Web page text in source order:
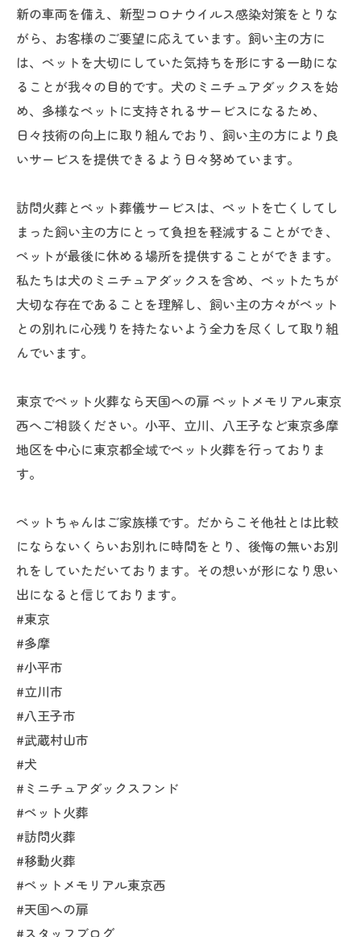
新の車両を備え、新型コロナウイルス感染対策をとりな
がら、お客様のご要望に応えています。飼い主の方に
は、ペットを大切にしていた気持ちを形にする一助にな
ることが我々の目的です。犬のミニチュアダックスを始
め、多様なペットに支持されるサービスになるため、
日々技術の向上に取り組んでおり、飼い主の方により良
いサービスを提供できるよう日々努めています。
訪問火葬とペット葬儀サービスは、ペットを亡くしてし
まった飼い主の方にとって負担を軽減することができ、
ペットが最後に休める場所を提供することができます。
私たちは犬のミニチュアダックスを含め、ペットたちが
大切な存在であることを理解し、飼い主の方々がペット
との別れに心残りを持たないよう全力を尽くして取り組
んでいます。
東京でペット火葬なら天国への扉 ペットメモリアル東京
西へご相談ください。小平、立川、八王子など東京多摩
地区を中心に東京都全域でペット火葬を行っておりま
す。
ペットちゃんはご家族様です。だからこそ他社とは比較
にならないくらいお別れに時間をとり、後悔の無いお別
れをしていただいております。その想いが形になり思い
出になると信じております。
#東京
#多摩
#小平市
#立川市
#八王子市
#武蔵村山市
#犬
#ミニチュアダックスフンド
#ペット火葬
#訪問火葬
#移動火葬
#ペットメモリアル東京西
#天国への扉
#スタッフブログ